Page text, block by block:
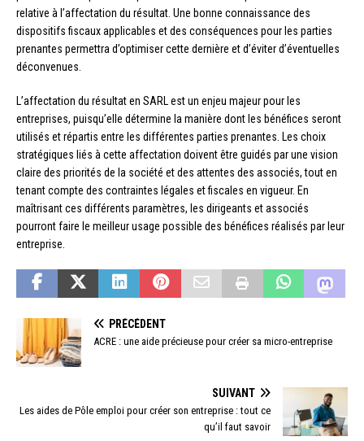
relative à l’affectation du résultat. Une bonne connaissance des
dispositifs fiscaux applicables et des conséquences pour les parties
prenantes permettra d’optimiser cette dernière et d’éviter d’éventuelles
déconvenues.
L’affectation du résultat en SARL est un enjeu majeur pour les
entreprises, puisqu’elle détermine la manière dont les bénéfices seront
utilisés et répartis entre les différentes parties prenantes. Les choix
stratégiques liés à cette affectation doivent être guidés par une vision
claire des priorités de la société et des attentes des associés, tout en
tenant compte des contraintes légales et fiscales en vigueur. En
maîtrisant ces différents paramètres, les dirigeants et associés
pourront faire le meilleur usage possible des bénéfices réalisés par leur
entreprise.
PRÉCÉDENT
ACRE : une aide précieuse pour créer sa micro-entreprise
SUIVANT
Les aides de Pôle emploi pour créer son entreprise : tout ce
qu’il faut savoir